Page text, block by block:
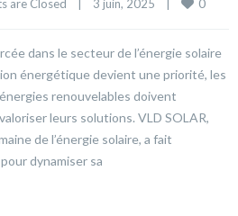
are Closed 3 juin, 2025 0
dans le secteur de l’énergie solaire
énergétique devient une priorité, les
renouvelables doivent
leurs solutions. VLD SOLAR,
de l’énergie solaire, a fait
dynamiser sa